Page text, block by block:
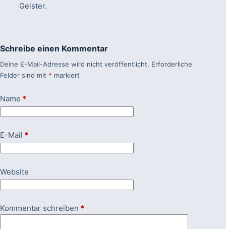
Geister.
Schreibe einen Kommentar
Deine E-Mail-Adresse wird nicht veröffentlicht. Erforderliche
Felder sind mit * markiert
Name *
E-Mail *
Website
Kommentar schreiben *